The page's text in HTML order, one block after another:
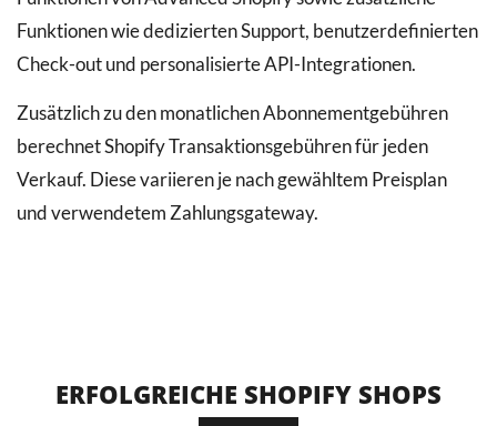
Funktionen wie dedizierten Support, benutzerdefinierten
Check-out und personalisierte API-Integrationen.
Zusätzlich zu den monatlichen Abonnementgebühren
berechnet Shopify Transaktionsgebühren für jeden
Verkauf. Diese variieren je nach gewähltem Preisplan
und verwendetem Zahlungsgateway.
ERFOLGREICHE SHOPIFY SHOPS